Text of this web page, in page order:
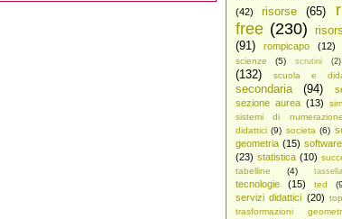
(42)
risorse (65)
free (230)
(91)
rompicapo (12)
scienze
(5) scrutini (2)
(132)
scuola e
secondaria (94)
sezione aurea (13)
sistemi di numerazione
didattici (9) societa (6)
geometria (15)
(23) statistica (10)
tabelline
(4)
tecnologie (15) ted
servizi didattici (20)
trasformazioni